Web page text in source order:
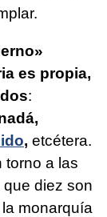
es propia,
:
, etcétera.
a las
diez son
monarquía